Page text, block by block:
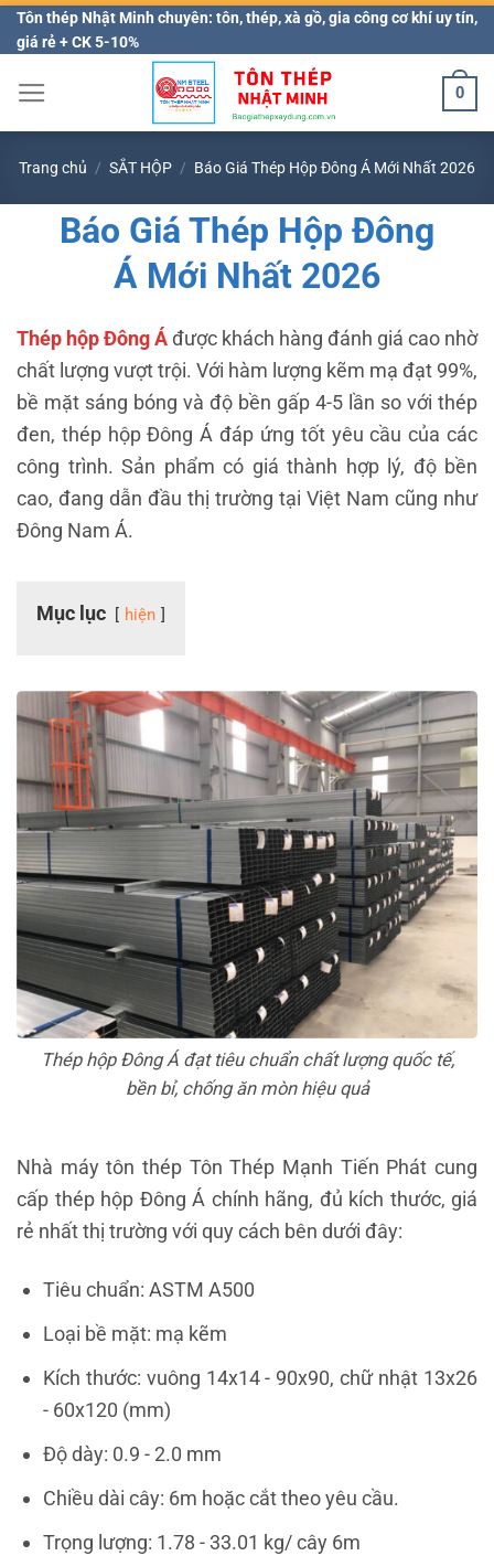
Bỏ
qua
nội
Tôn thép Nhật Minh chuyên: tôn, thép, xà gồ, gia công cơ khí uy tín,
giá rẻ + CK 5-10%
0
Trang chủ / SẮT HỘP / Báo Giá Thép Hộp Đông Á Mới Nhất 2026
Báo Giá Thép Hộp Đông
Á Mới Nhất 2026
Thép hộp Đông Áđược khách hàng đánh giá cao nhờ
chất lượng vượt trội. Với hàm lượng kẽm mạ đạt 99%,
bề mặt sáng bóng và độ bền gấp 4-5 lần so với thép
đen, thép hộp Đông Á đáp ứng tốt yêu cầu của các
công trình. Sản phẩm có giá thành hợp lý, độ bền
cao, đang dẫn đầu thị trường tại Việt Nam cũng như
Đông Nam Á.
Mục lục hiện
Thép hộp Đông Á đạt tiêu chuẩn chất lượng quốc tế,
bền bỉ, chống ăn mòn hiệu quả
Nhà máy tôn thép Tôn Thép Mạnh Tiến Phát cung
cấp thép hộp Đông Á chính hãng, đủ kích thước, giá
rẻ nhất thị trường với quy cách bên dưới đây:
Tiêu chuẩn: ASTM A500
Loại bề mặt: mạ kẽm
Kích thước: vuông 14x14 - 90x90, chữ nhật 13x26
- 60x120 (mm)
Độ dày: 0.9 - 2.0 mm
Chiều dài cây: 6m hoặc cắt theo yêu cầu.
Trọng lượng: 1.78 - 33.01 kg/ cây 6m